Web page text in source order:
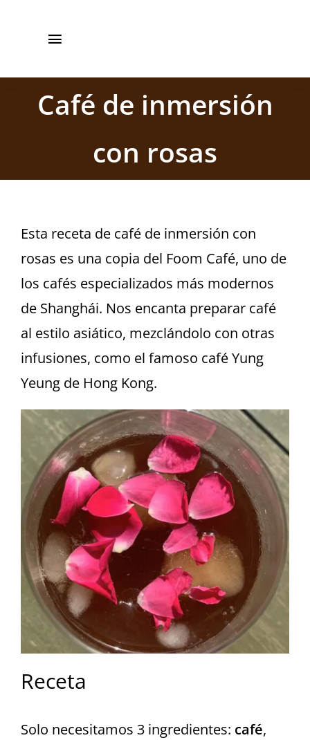
Toggle
Navigation
Quienes somos
Contacto
Español
English
Café de inmersión
con rosas
Esta receta de café de inmersión con
rosas es una copia del Foom Café, uno de
los cafés especializados más modernos
de Shanghái. Nos encanta preparar café
al estilo asiático, mezclándolo con otras
infusiones, como el famoso café Yung
Yeung de Hong Kong.
Receta
Solo necesitamos 3 ingredientes: café,